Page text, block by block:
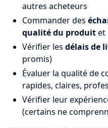
autres acheteurs
Commander des
qualité du produitet
Vérifier les délais de
promis)
Évaluer la qualité de
rapides, claires,
Vérifier leur
(certains ne